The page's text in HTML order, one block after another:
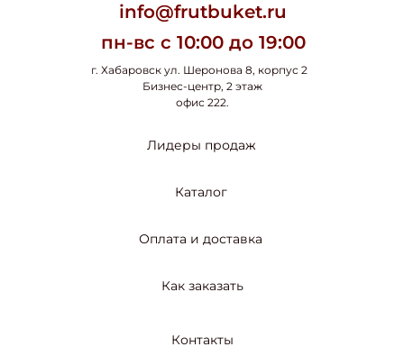
info@frutbuket.ru
пн-вс с 10:00 до 19:00
г. Хабаровск ул. Шеронова 8, корпус 2
Бизнес-центр, 2 этаж
офис 222.
Лидеры продаж
Каталог
Оплата и доставка
Как заказать
Контакты